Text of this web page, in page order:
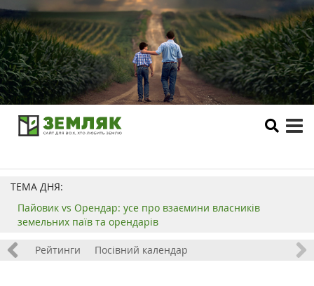
ТЕМА ДНЯ:
Пайовик vs Орендар: усе про взаємини власників
земельних паїв та орендарів
Рейтинги Посівний календар